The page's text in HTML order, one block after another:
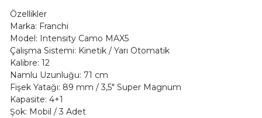
Özellikler
Marka: Franchi
Model: Intensity Camo MAX5
Çalışma Sistemi: Kinetik / Yarı Otomatik
Kalibre: 12
Namlu Uzunluğu: 71 cm
Fişek Yatağı: 89 mm / 3,5" Super Magnum
Kapasite: 4+1
Şok: Mobil / 3 Adet